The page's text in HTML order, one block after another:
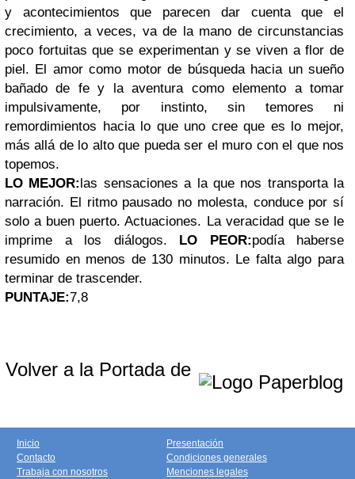
y acontecimientos que parecen dar cuenta que el
crecimiento, a veces, va de la mano de circunstancias
poco fortuitas que se experimentan y se viven a flor de
piel. El amor como motor de búsqueda hacia un sueño
bañado de fe y la aventura como elemento a tomar
impulsivamente, por instinto, sin temores ni
remordimientos hacia lo que uno cree que es lo mejor,
más allá de lo alto que pueda ser el muro con el que nos
topemos.
LO MEJOR:las sensaciones a la que nos transporta la
narración. El ritmo pausado no molesta, conduce por sí
solo a buen puerto. Actuaciones. La veracidad que se le
imprime a los diálogos.
LO PEOR:podía haberse
resumido en menos de 130 minutos. Le falta algo para
terminar de trascender.
PUNTAJE:7,8
Volver a la Portada de
Inicio
Contacto
Trabaja con nosotros
Presentación
Condiciones generales
Menciones legales